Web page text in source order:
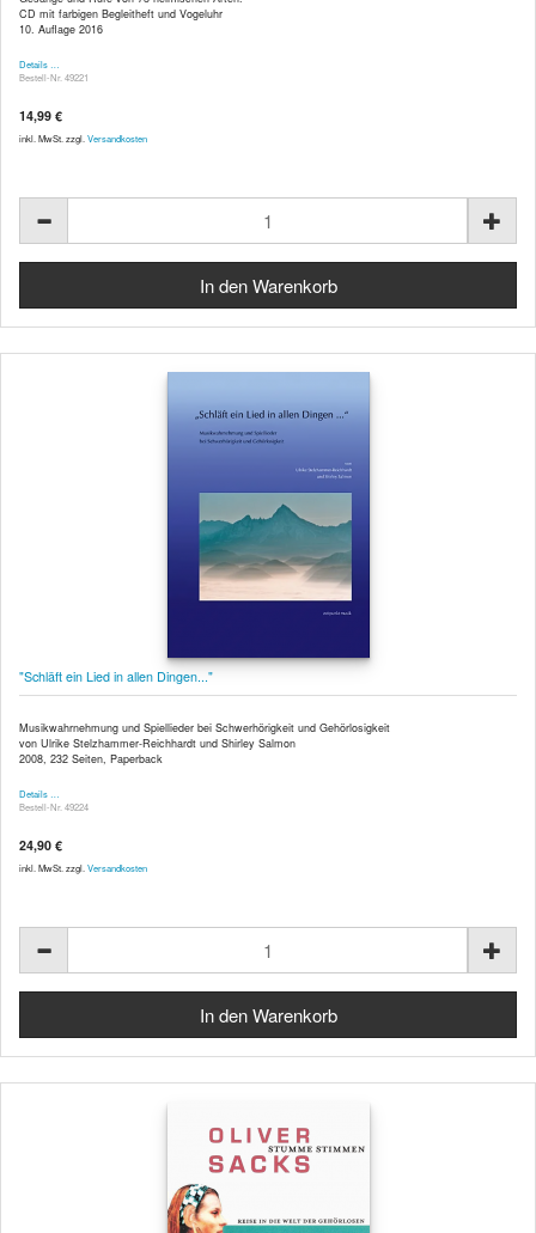
CD mit farbigen Begleitheft und Vogeluhr
10. Auflage 2016
Details …
Bestell-Nr. 49221
14,99 €
inkl. MwSt. zzgl. Versandkosten
"Schläft ein Lied in allen Dingen..."
Musikwahrnehmung und Spiellieder bei Schwerhörigkeit und Gehörlosigkeit
von Ulrike Stelzhammer-Reichhardt und Shirley Salmon
2008, 232 Seiten, Paperback
Details …
Bestell-Nr. 49224
24,90 €
inkl. MwSt. zzgl. Versandkosten